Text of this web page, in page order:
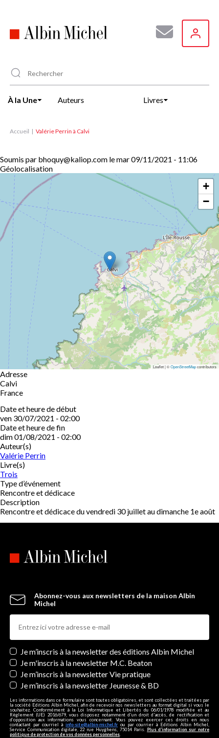
principal
À la Une Auteurs Livres
Accueil Valérie Perrin à Calvi
Soumis par bhoquy@kaliop.com lemar 09/11/2021 - 11:06
Géolocalisation
+
−
Leaflet | ©OpenStreetMapcontributors
Adresse
Calvi
France
Date et heure de début
ven 30/07/2021 - 02:00
Date et heure de fin
dim 01/08/2021 - 02:00
Auteur(s)
Valérie Perrin
Livre(s)
Trois
Type d’événement
Rencontre et dédicace
Description
Rencontre et dédicace du vendredi 30 juillet au dimanche 1e août
Abonnez-vous aux newsletters de la maison Albin
Michel
Newsletters
Je m’inscris à la newsletter des éditions Albin Michel
Je m'inscris à la newsletter M.C. Beaton
Je m’inscris à la newsletter Vie pratique
Je m’inscris à la newsletter Jeunesse & BD
Les informations dans ce formulaire sont toutes obligatoires, et sont collectées et traitées par
la société Editions Albin Michel, afin de recevoir nos newsletters au format digital si vous le
souhaitez. Conformément à la Loi Informatique et Libertés du 06/01/1978 modifiée et au
Règlement (UE) 2016/679, vous disposez notamment d'un droit d'accès, de rectification et
d’opposition aux informations vous concernant. Vous pouvez exercer ces droits en nous
contactant par courriel à info-site@albin-michel.fr ou par courrier à Editions Albin Michel,
Service Communication digitale, 22 rue Huyghens, 75014 Paris. Plus d’information sur notre
politique de protection de vos données personnelles